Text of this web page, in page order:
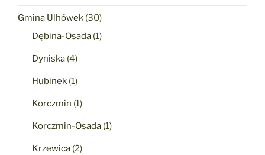
Gmina Ulhówek (30)
Dębina-Osada (1)
Dyniska (4)
Hubinek (1)
Korczmin (1)
Korczmin-Osada (1)
Krzewica (2)